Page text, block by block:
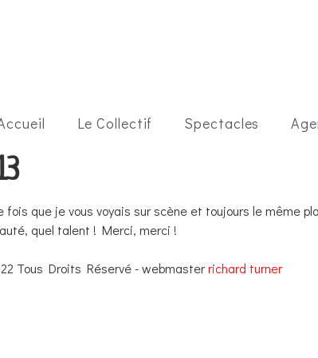
Le Collectif Spectacles
que je vous voyais sur scène et toujours le même
quel talent ! Merci, merci !
Tous Droits Réservé - webmasterrichard turner